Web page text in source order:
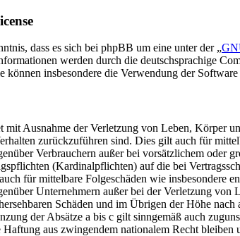
dass es sich bei phpBB um eine unter der „
werden durch die deutschsprachige
können insbesondere die Verwendung der
mit Ausnahme der Verletzung von Leben, Körper
zurückzuführen sind. Dies gilt auch für
Verbrauchern außer bei vorsätzlichem oder
(Kardinalpflichten) auf die bei
für mittelbare Folgeschäden wie insbesondere
Unternehmern außer bei der Verletzung von
Schäden und im Übrigen der Höhe
der Absätze a bis c gilt sinngemäß auch
aus zwingendem nationalem Recht bleiben